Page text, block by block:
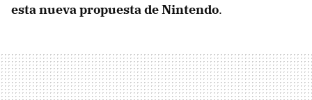
esta nueva propuesta de Nintendo.